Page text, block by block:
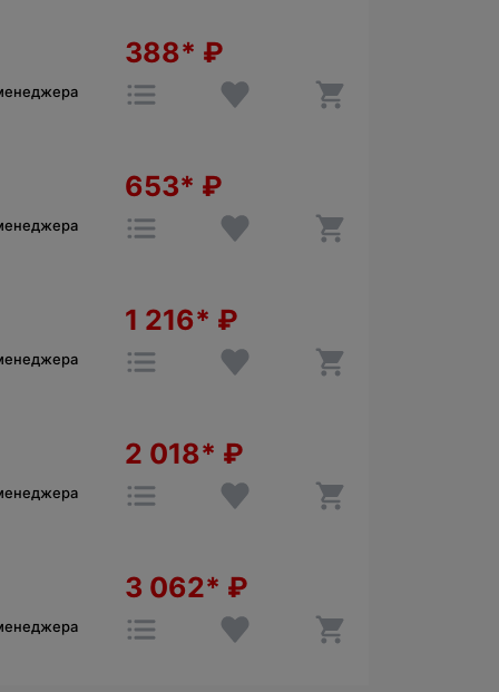
388* ₽
653* ₽
1 216* ₽
2 018* ₽
3 062* ₽